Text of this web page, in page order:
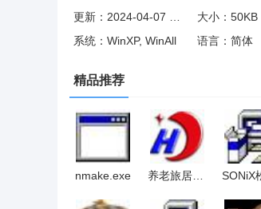
大小：50KB
系统：WinXP, WinAll
语言：简体
精品推荐
nmake.exe